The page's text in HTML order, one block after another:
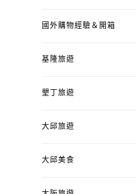
國外購物經驗＆開箱
基隆旅遊
墾丁旅遊
大邱旅遊
大邱美食